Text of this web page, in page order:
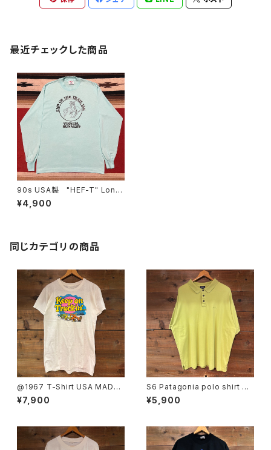
最近チェックした商品
90s USA製 "HEF-T" Long
Sleeve Print T-shirt size L
¥4,900
同じカテゴリの商品
@1967 T-Shirt USA MADE
SIZE:L
¥7,900
S6 Patagonia polo shirt SI
ZE:XL
¥5,900